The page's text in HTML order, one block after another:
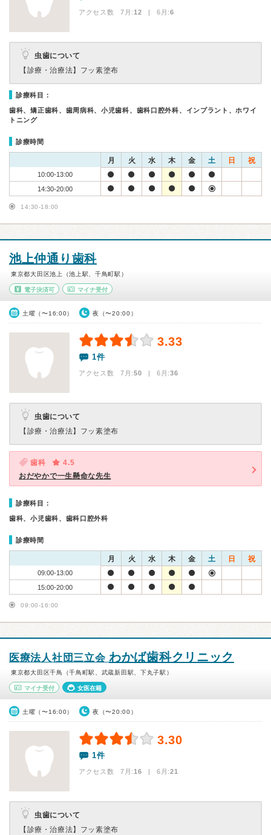
アクセス数 7月:12 | 6月:6
虫歯について
【診療・治療法】 フッ素塗布
診療科目：
歯科、矯正歯科、歯周病科、小児歯科、歯科口腔外科、インプラント、ホワイ
トニング
診療時間
月 火 水 木 金 土 日 祝
10:00-13:00
14:30-20:00
14:30-18:00
池上仲通り歯科
東京都大田区池上（池上駅、千鳥町駅）
電子決済可 マイナ受付
土曜（〜16:00） 夜（〜20:00）
3.33
1件
アクセス数 7月:50 | 6月:36
虫歯について
【診療・治療法】 フッ素塗布
歯科
4.5
おだやかで一生懸命な先生
診療科目：
歯科、小児歯科、歯科口腔外科
診療時間
月 火 水 木 金 土 日 祝
09:00-13:00
15:00-20:00
09:00-16:00
医療法人社団三立会 わかば歯科クリニック
東京都大田区千鳥（千鳥町駅、武蔵新田駅、下丸子駅）
マイナ受付 女医在籍
土曜（〜16:00） 夜（〜20:00）
3.30
1件
アクセス数 7月:16 | 6月:21
虫歯について
【診療・治療法】 フッ素塗布